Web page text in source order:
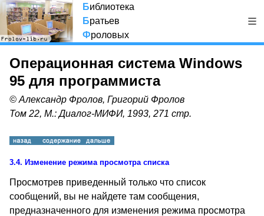
Библиотека
Братьев
Фроловых
Операционная система Windows
95 для программиста
© Александр Фролов, Григорий Фролов
Том 22, М.: Диалог-МИФИ, 1993, 271 стр.
3.4. Изменение режима просмотра списка
Просмотрев приведенный только что список
сообщений, вы не найдете там сообщения,
предназначенного для изменения режима просмотра